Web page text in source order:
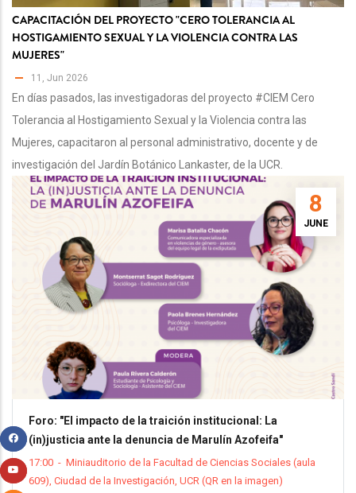
CAPACITACIÓN DEL PROYECTO "CERO TOLERANCIA AL
HOSTIGAMIENTO SEXUAL Y LA VIOLENCIA CONTRA LAS
MUJERES"
11, Jun 2026
En días pasados, las investigadoras del proyecto #CIEM Cero
Tolerancia al Hostigamiento Sexual y la Violencia contra las
Mujeres, capacitaron al personal administrativo, docente y de
investigación del Jardín Botánico Lankaster, de la UCR.
8
JUNE
Foro: "El impacto de la traición institucional: La
(in)justicia ante la denuncia de Marulín Azofeifa"
17:00 - Miniauditorio de la Facultad de Ciencias Sociales (aula
609), Ciudad de la Investigación, UCR (QR en la imagen)